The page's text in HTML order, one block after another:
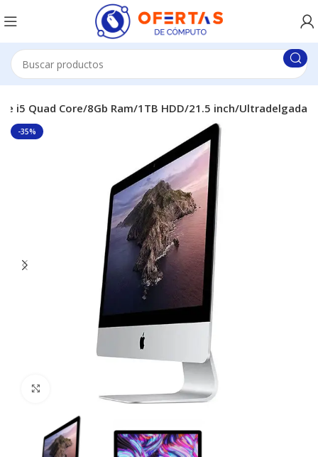
i5 Quad Core/8Gb Ram/1TB HDD/21.5 inch/Ultradelgada
-35%